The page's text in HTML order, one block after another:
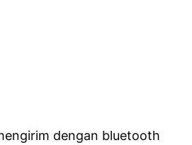
dengan bluetooth